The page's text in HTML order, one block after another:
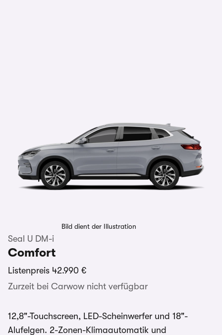
Bild dient der Illustration
Seal U DM-i
Comfort
Listenpreis 42.990 €
Zurzeit bei Carwow nicht verfügbar
12,8"-Touchscreen, LED-Scheinwerfer und 18"-
Alufelgen. 2-Zonen-Klimaautomatik und